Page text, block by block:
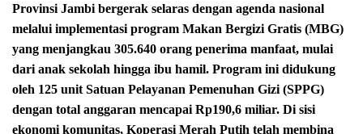
​Provinsi Jambi bergerak selaras dengan agenda nasional
melalui implementasi program Makan Bergizi Gratis (MBG)
yang menjangkau 305.640 orang penerima manfaat, mulai
dari anak sekolah hingga ibu hamil. Program ini didukung
oleh 125 unit Satuan Pelayanan Pemenuhan Gizi (SPPG)
dengan total anggaran mencapai Rp190,6 miliar. Di sisi
ekonomi komunitas, Koperasi Merah Putih telah membina